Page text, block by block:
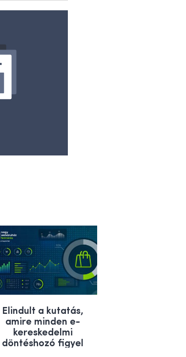
Elindult a kutatás,
amire minden e-
kereskedelmi
döntéshozó figyel